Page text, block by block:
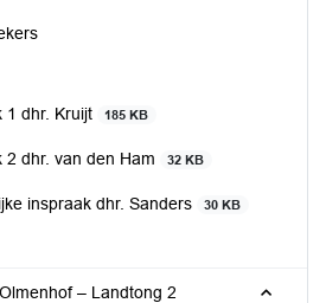
1 dhr. Kruijt
185 KB
2 dhr. van den Ham 32 KB
inspraak dhr. Sanders 30 KB
– Landtong 2